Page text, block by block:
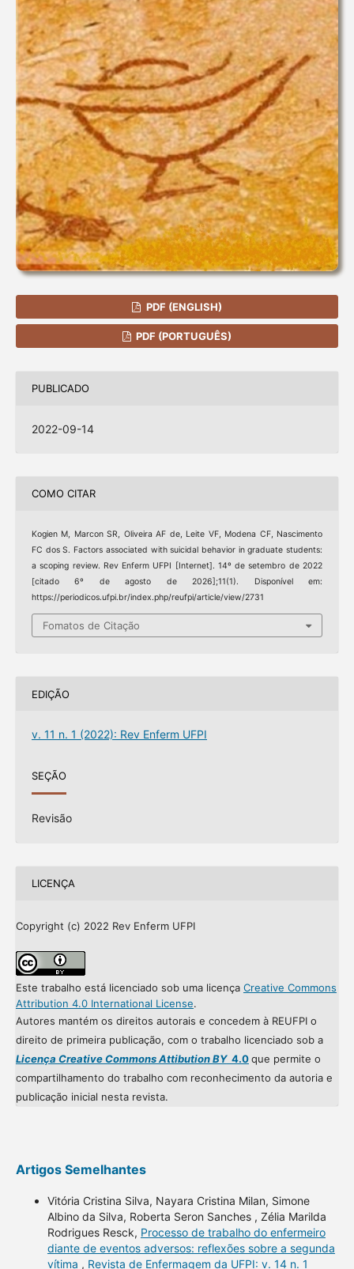
PDF (ENGLISH)
PDF (PORTUGUÊS)
PUBLICADO
2022-09-14
COMO CITAR
Kogien M, Marcon SR, Oliveira AF de, Leite VF, Modena CF, Nascimento
FC dos S. Factors associated with suicidal behavior in graduate students:
a scoping review. Rev Enferm UFPI [Internet]. 14º de setembro de 2022
[citado 6º de agosto de 2026];11(1). Disponível em:
https://periodicos.ufpi.br/index.php/reufpi/article/view/2731
Fomatos de Citação
EDIÇÃO
v. 11 n. 1 (2022): Rev Enferm UFPI
SEÇÃO
Revisão
LICENÇA
Copyright (c) 2022 Rev Enferm UFPI
Este trabalho está licenciado sob uma licença Creative Commons
Attribution 4.0 International License.
Autores mantém os direitos autorais e concedem à REUFPI o
direito de primeira publicação, com o trabalho licenciado sob a
Licença Creative Commons Attibution BY4.0que permite o
compartilhamento do trabalho com reconhecimento da autoria e
publicação inicial nesta revista.
Artigos Semelhantes
Vitória Cristina Silva, Nayara Cristina Milan, Simone
Albino da Silva, Roberta Seron Sanches , Zélia Marilda
Rodrigues Resck, Processo de trabalho do enfermeiro
diante de eventos adversos: reflexões sobre a segunda
vítima , Revista de Enfermagem da UFPI: v. 14 n. 1